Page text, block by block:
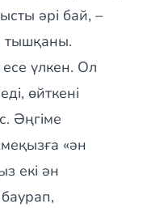
әрі бай, –
тышқаны.
үлкен. Ол
өйткені
Әңгіме
«ән
екі ән